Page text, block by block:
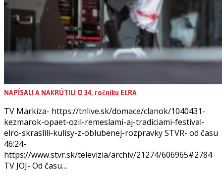
NAPÍSALI A NAKRÚTILI O 34. ročníku EĽRA
TV Markíza- https://tnlive.sk/domace/clanok/1040431-
kezmarok-opaet-ozil-remeslami-aj-tradiciami-festival-
elro-skraslili-kulisy-z-oblubenej-rozpravky STVR- od času
46:24-
https://www.stvr.sk/televizia/archiv/21274/606965#2784
TV JOJ- Od času…